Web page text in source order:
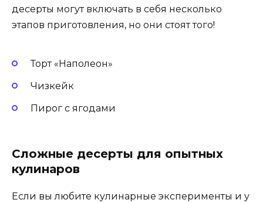
десерты могут включать в себя несколько
этапов приготовления, но они стоят того!
Торт «Наполеон»
Чизкейк
Пирог с ягодами
Сложные десерты для опытных
кулинаров
Если вы любите кулинарные эксперименты и у